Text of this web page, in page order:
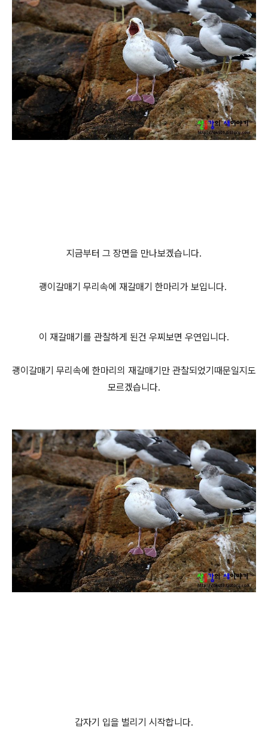
지금부터 그 장면을 만나보겠습니다.
괭이갈매기 무리속에 재갈매기 한마리가 보입니다.
이 재갈매기를 관찰하게 된건 우찌보면 우연입니다.
괭이갈매기 무리속에 한마리의 재갈매기만 관찰되었기때문일지도
모르겠습니다.
갑자기 입을 벌리기 시작합니다.